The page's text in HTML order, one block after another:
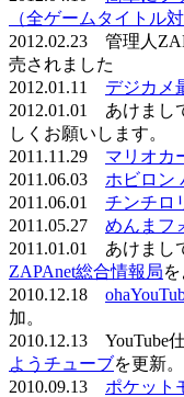
（全ゲームタイトル対
2012.02.23 管理人
売されました
2012.01.11 デジカメ
2012.01.01 あけまし
しくお願いします。
2011.11.29 マリオカ
2011.06.03 ホビロン
2011.06.01 チンチロ
2011.05.27 めんまフ
2011.01.01 あけまし
ZAPAnet総合情報局
2010.12.18
加。
2010.12.13 YouTube
ようチューブを更新。
2010.09.13 ポケット